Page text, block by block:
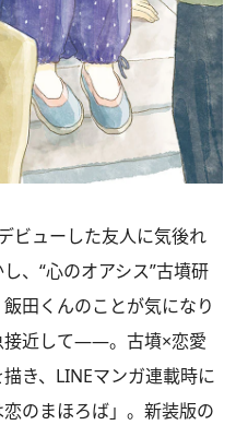
ビューした友人に気後れ
、“心のオアシス”古墳研
田くんのことが気になり
接近して――。古墳×恋愛
き、LINEマンガ連載時に
のまほろば」。新装版の